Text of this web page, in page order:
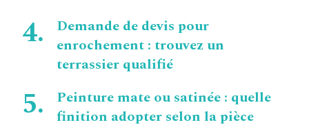
Demande de devis pour
enrochement : trouvez un
terrassier qualifié
Peinture mate ou satinée : quelle
finition adopter selon la pièce